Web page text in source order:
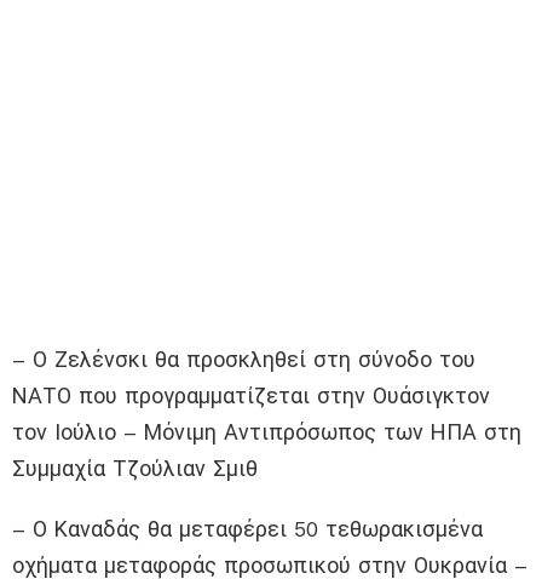
– Ο Ζελένσκι θα προσκληθεί στη σύνοδο του
ΝΑΤΟ που προγραμματίζεται στην Ουάσιγκτον
τον Ιούλιο – Μόνιμη Αντιπρόσωπος των ΗΠΑ στη
Συμμαχία Τζούλιαν Σμιθ
– Ο Καναδάς θα μεταφέρει 50 τεθωρακισμένα
οχήματα μεταφοράς προσωπικού στην Ουκρανία –